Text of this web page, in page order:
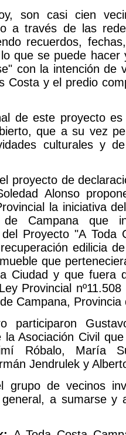
son casi cien
a través de las
recuerdos,
que se puede
con la intención de
Costa y el predio
de este proyecto
que a su vez
culturales y
proyecto de
Alonso
la iniciativa
de Campana que
del Proyecto "A Toda
edilicia
que
Ciudad y que fuera
Provincial
Campana, Provincia
participaron
la Asociación Civil
Róbalo, María
Jendrulek y
grupo de vecinos
a sumarse y